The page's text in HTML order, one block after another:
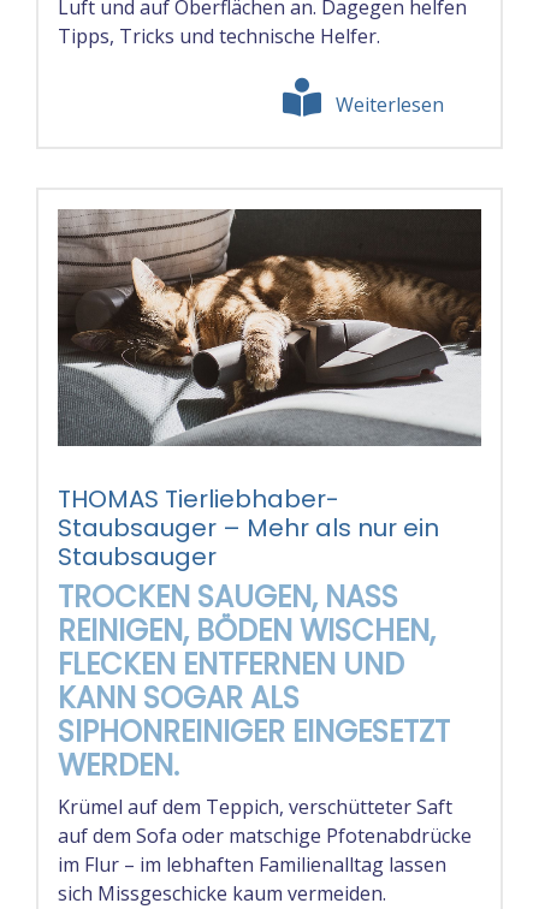
Luft und auf Oberflächen an. Dagegen helfen
Tipps, Tricks und technische Helfer.
Weiterlesen
THOMAS Tierliebhaber-
Staubsauger – Mehr als nur ein
Staubsauger
TROCKEN SAUGEN, NASS
REINIGEN, BÖDEN WISCHEN,
FLECKEN ENTFERNEN UND
KANN SOGAR ALS
SIPHONREINIGER EINGESETZT
WERDEN.
Krümel auf dem Teppich, verschütteter Saft
auf dem Sofa oder matschige Pfotenabdrücke
im Flur – im lebhaften Familienalltag lassen
sich Missgeschicke kaum vermeiden.